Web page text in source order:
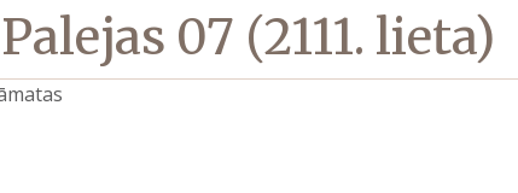
Palejas 07 (2111. lieta)